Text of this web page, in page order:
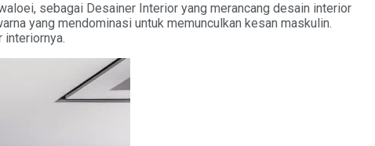
sebagai Desainer Interior yang merancang desain interior
yang mendominasi untuk memunculkan kesan maskulin.
interiornya.